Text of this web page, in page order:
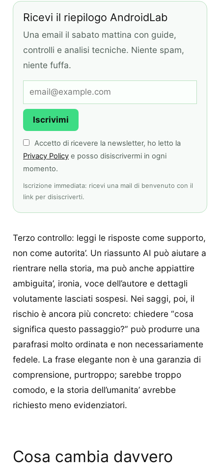
Ricevi il riepilogo AndroidLab
Una email il sabato mattina con guide,
controlli e analisi tecniche. Niente spam,
niente fuffa.
Iscrivimi
Accetto di ricevere la newsletter, ho letto la
Privacy Policy e posso disiscrivermi in ogni
momento.
Iscrizione immediata: ricevi una mail di benvenuto con il
link per disiscriverti.
Terzo controllo: leggi le risposte come supporto,
non come autorita’. Un riassunto AI può aiutare a
rientrare nella storia, ma può anche appiattire
ambiguita’, ironia, voce dell’autore e dettagli
volutamente lasciati sospesi. Nei saggi, poi, il
rischio è ancora più concreto: chiedere “cosa
significa questo passaggio?” può produrre una
parafrasi molto ordinata e non necessariamente
fedele. La frase elegante non è una garanzia di
comprensione, purtroppo; sarebbe troppo
comodo, e la storia dell’umanita’ avrebbe
richiesto meno evidenziatori.
Cosa cambia davvero